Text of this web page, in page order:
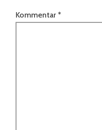
Kommentar *